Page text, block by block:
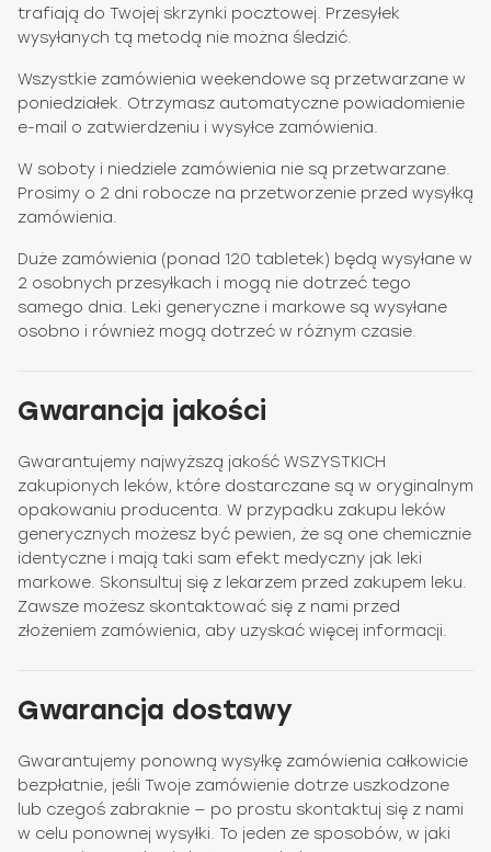
trafiają do Twojej skrzynki pocztowej. Przesyłek
wysyłanych tą metodą nie można śledzić.
Wszystkie zamówienia weekendowe są przetwarzane w
poniedziałek. Otrzymasz automatyczne powiadomienie
e-mail o zatwierdzeniu i wysyłce zamówienia.
W soboty i niedziele zamówienia nie są przetwarzane.
Prosimy o 2 dni robocze na przetworzenie przed wysyłką
zamówienia.
Duże zamówienia (ponad 120 tabletek) będą wysyłane w
2 osobnych przesyłkach i mogą nie dotrzeć tego
samego dnia. Leki generyczne i markowe są wysyłane
osobno i również mogą dotrzeć w różnym czasie.
Gwarancja jakości
Gwarantujemy najwyższą jakość WSZYSTKICH
zakupionych leków, które dostarczane są w oryginalnym
opakowaniu producenta. W przypadku zakupu leków
generycznych możesz być pewien, że są one chemicznie
identyczne i mają taki sam efekt medyczny jak leki
markowe. Skonsultuj się z lekarzem przed zakupem leku.
Zawsze możesz skontaktować się z nami przed
złożeniem zamówienia, aby uzyskać więcej informacji.
Gwarancja dostawy
Gwarantujemy ponowną wysyłkę zamówienia całkowicie
bezpłatnie, jeśli Twoje zamówienie dotrze uszkodzone
lub czegoś zabraknie — po prostu skontaktuj się z nami
w celu ponownej wysyłki. To jeden ze sposobów, w jaki